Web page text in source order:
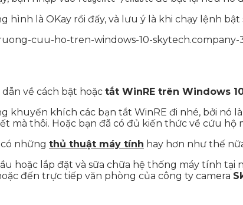
hình là OKay rồi đấy, và lưu ý là khi chạy lệnh
về cách bật hoặc tắt WinRE trên Windows
khuyến khích các bạn tắt WinRE đi nhé, bởi nó
mà thôi. Hoặc bạn đã có đủ kiến thức về cứu
những thủ thuật máy tính hay hơn như thế
hoặc lắp đặt và sữa chữa hệ thống máy tính tại
đến trực tiếp văn phòng của công ty camera